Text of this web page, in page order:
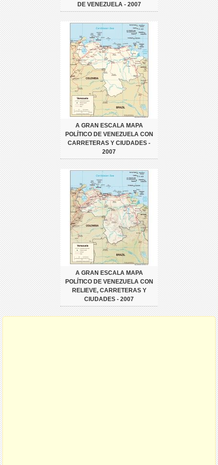
DE VENEZUELA - 2007
A GRAN ESCALA MAPA
POLÍTICO DE VENEZUELA CON
CARRETERAS Y CIUDADES -
2007
A GRAN ESCALA MAPA
POLÍTICO DE VENEZUELA CON
RELIEVE, CARRETERAS Y
CIUDADES - 2007